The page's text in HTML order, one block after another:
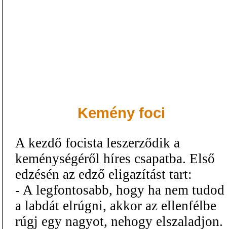
Kemény foci
A kezdő focista leszerződik a
keménységéről híres csapatba. Első
edzésén az edző eligazítást tart:
- A legfontosabb, hogy ha nem tudod
a labdát elrúgni, akkor az ellenfélbe
rúgj egy nagyot, nehogy elszaladjon.